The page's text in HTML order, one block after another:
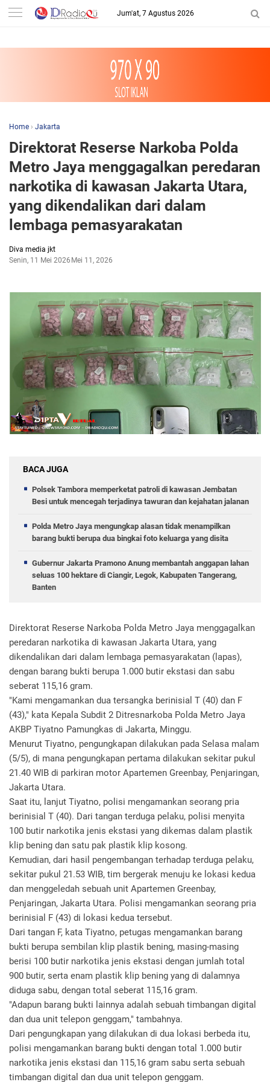
-->
Jum'at, 7 Agustus 2026
Home › Jakarta
Direktorat Reserse Narkoba Polda
Metro Jaya menggagalkan peredaran
narkotika di kawasan Jakarta Utara,
yang dikendalikan dari dalam
lembaga pemasyarakatan
Diva media jkt
Senin, 11 Mei 2026 Mei 11, 2026
BACA JUGA
Polsek Tambora memperketat patroli di kawasan Jembatan
Besi untuk mencegah terjadinya tawuran dan kejahatan jalanan
Polda Metro Jaya mengungkap alasan tidak menampilkan
barang bukti berupa dua bingkai foto keluarga yang disita
Gubernur Jakarta Pramono Anung membantah anggapan lahan
seluas 100 hektare di Ciangir, Legok, Kabupaten Tangerang,
Banten
Direktorat Reserse Narkoba Polda Metro Jaya menggagalkan
peredaran narkotika di kawasan Jakarta Utara, yang
dikendalikan dari dalam lembaga pemasyarakatan (lapas),
dengan barang bukti berupa 1.000 butir ekstasi dan sabu
seberat 115,16 gram.
"Kami mengamankan dua tersangka berinisial T (40) dan F
(43)," kata Kepala Subdit 2 Ditresnarkoba Polda Metro Jaya
AKBP Tiyatno Pamungkas di Jakarta, Minggu.
Menurut Tiyatno, pengungkapan dilakukan pada Selasa malam
(5/5), di mana pengungkapan pertama dilakukan sekitar pukul
21.40 WIB di parkiran motor Apartemen Greenbay, Penjaringan,
Jakarta Utara.
Saat itu, lanjut Tiyatno, polisi mengamankan seorang pria
berinisial T (40). Dari tangan terduga pelaku, polisi menyita
100 butir narkotika jenis ekstasi yang dikemas dalam plastik
klip bening dan satu pak plastik klip kosong.
Kemudian, dari hasil pengembangan terhadap terduga pelaku,
sekitar pukul 21.53 WIB, tim bergerak menuju ke lokasi kedua
dan menggeledah sebuah unit Apartemen Greenbay,
Penjaringan, Jakarta Utara. Polisi mengamankan seorang pria
berinisial F (43) di lokasi kedua tersebut.
Dari tangan F, kata Tiyatno, petugas mengamankan barang
bukti berupa sembilan klip plastik bening, masing-masing
berisi 100 butir narkotika jenis ekstasi dengan jumlah total
900 butir, serta enam plastik klip bening yang di dalamnya
diduga sabu, dengan total seberat 115,16 gram.
"Adapun barang bukti lainnya adalah sebuah timbangan digital
dan dua unit telepon genggam," tambahnya.
Dari pengungkapan yang dilakukan di dua lokasi berbeda itu,
polisi mengamankan barang bukti dengan total 1.000 butir
narkotika jenis ekstasi dan 115,16 gram sabu serta sebuah
timbangan digital dan dua unit telepon genggam.